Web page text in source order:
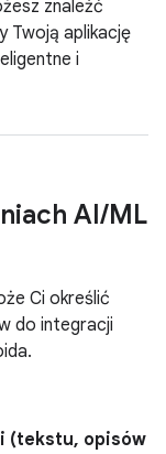
znaleźć
Twoją aplikację
i
AI/ML
Ci określić
do integracji
(tekstu, opisów